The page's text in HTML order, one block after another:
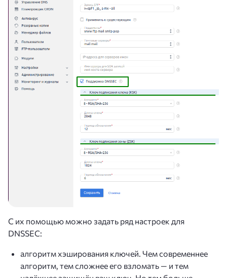
С их помощью можно задать ряд настроек для
DNSSEC:
алгоритм хэширования ключей. Чем современнее
алгоритм, тем сложнее его взломать — и тем